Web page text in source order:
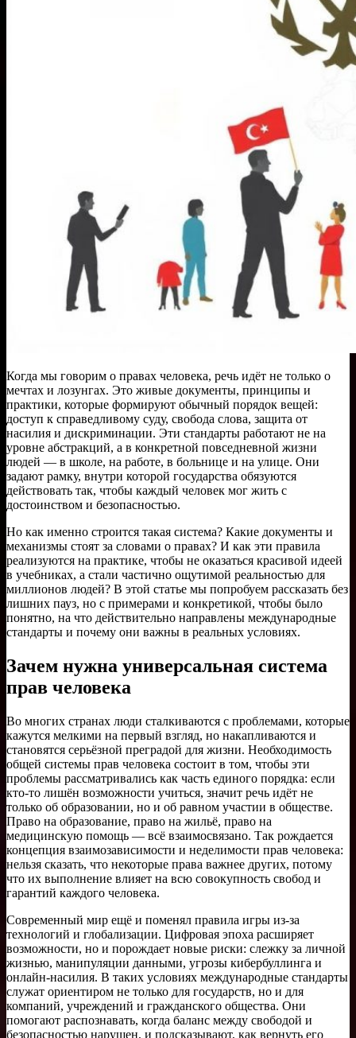
Когда мы говорим о правах человека, речь идёт не только о
мечтах и лозунгах. Это живые документы, принципы и
практики, которые формируют обычный порядок вещей:
доступ к справедливому суду, свобода слова, защита от
насилия и дискриминации. Эти стандарты работают не на
уровне абстракций, а в конкретной повседневной жизни
людей — в школе, на работе, в больнице и на улице. Они
задают рамку, внутри которой государства обязуются
действовать так, чтобы каждый человек мог жить с
достоинством и безопасностью.
Но как именно строится такая система? Какие документы и
механизмы стоят за словами о правах? И как эти правила
реализуются на практике, чтобы не оказаться красивой идеей
в учебниках, а стали частично ощутимой реальностью для
миллионов людей? В этой статье мы попробуем рассказать без
лишних пауз, но с примерами и конкретикой, чтобы было
понятно, на что действительно направлены международные
стандарты и почему они важны в реальных условиях.
Зачем нужна универсальная система
прав человека
Во многих странах люди сталкиваются с проблемами, которые
кажутся мелкими на первый взгляд, но накапливаются и
становятся серьёзной преградой для жизни. Необходимость
общей системы прав человека состоит в том, чтобы эти
проблемы рассматривались как часть единого порядка: если
кто-то лишён возможности учиться, значит речь идёт не
только об образовании, но и об равном участии в обществе.
Право на образование, право на жильё, право на
медицинскую помощь — всё взаимосвязано. Так рождается
концепция взаимозависимости и неделимости прав человека:
нельзя сказать, что некоторые права важнее других, потому
что их выполнение влияет на всю совокупность свобод и
гарантий каждого человека.
Современный мир ещё и поменял правила игры из-за
технологий и глобализации. Цифровая эпоха расширяет
возможности, но и порождает новые риски: слежку за личной
жизнью, манипуляции данными, угрозы кибербуллинга и
онлайн-насилия. В таких условиях международные стандарты
служат ориентиром не только для государств, но и для
компаний, учреждений и гражданского общества. Они
помогают распознавать, когда баланс между свободой и
безопасностью нарушен, и подсказывают, как вернуть его